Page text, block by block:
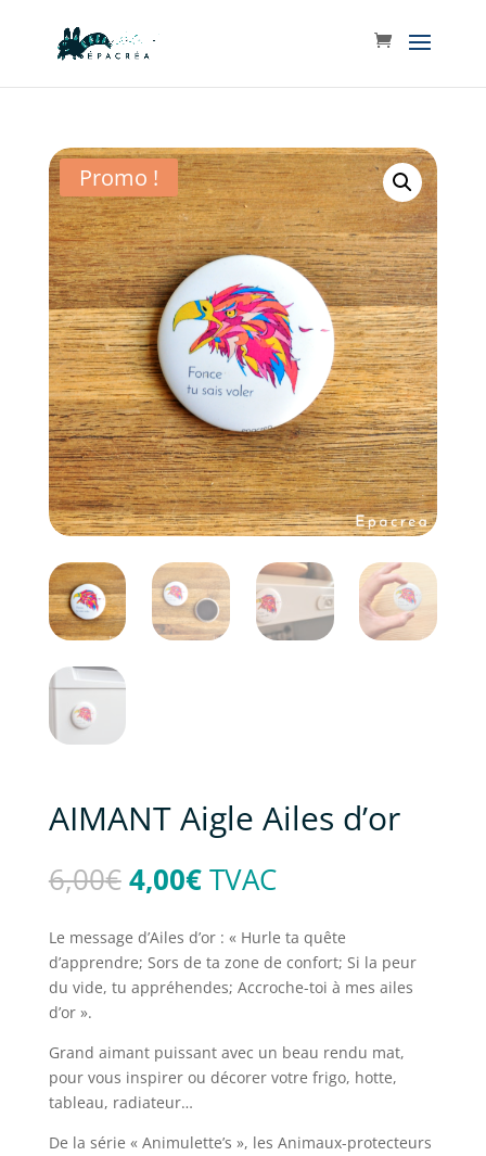
Promo !
AIMANT Aigle Ailes d’or
6,00€ Le
prix
initial
était :
6,00€.
4,00€Le
prix
actuel
est :
4,00€.
TVAC
Le message d’Ailes d’or : « Hurle ta quête
d’apprendre; Sors de ta zone de confort; Si la peur
du vide, tu appréhendes; Accroche-toi à mes ailes
d’or ».
Grand aimant puissant avec un beau rendu mat,
pour vous inspirer ou décorer votre frigo, hotte,
tableau, radiateur…
De la série « Animulette’s », les Animaux-protecteurs